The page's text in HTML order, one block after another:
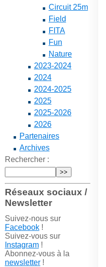
Circuit 25m
Field
FITA
Fun
Nature
2023-2024
2024
2024-2025
2025
2025-2026
2026
Partenaires
Archives
Rechercher :
Réseaux sociaux /
Newsletter
Suivez-nous sur
Facebook!
Suivez-vous sur
Instagram!
Abonnez-vous à la
newsletter!